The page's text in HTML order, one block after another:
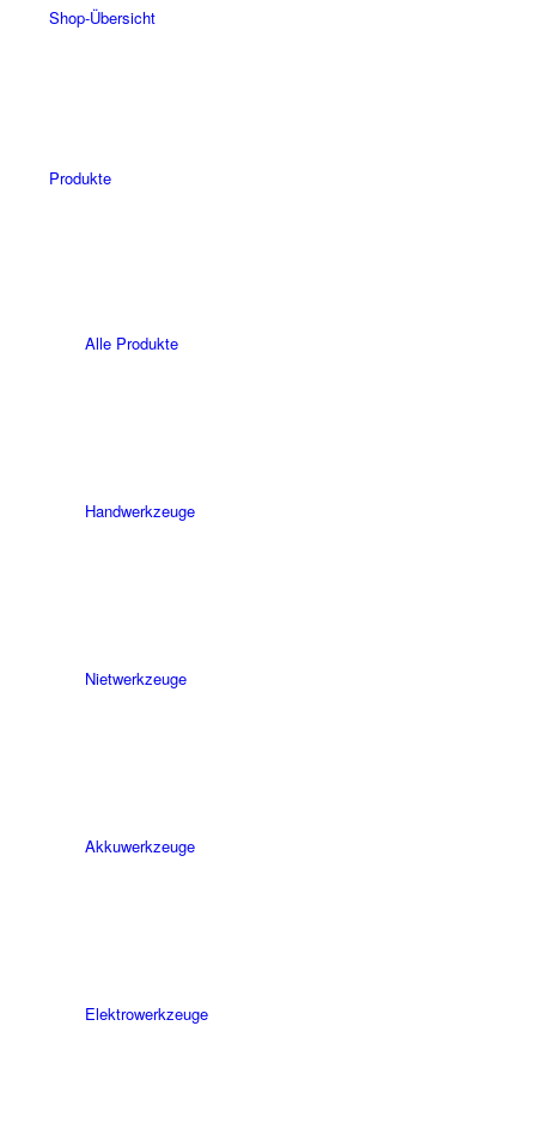
Shop-Übersicht
Produkte
Alle Produkte
Hand­werk­zeuge
Niet­werk­zeuge
Akkuwerkzeuge
Elektro­werk­zeuge